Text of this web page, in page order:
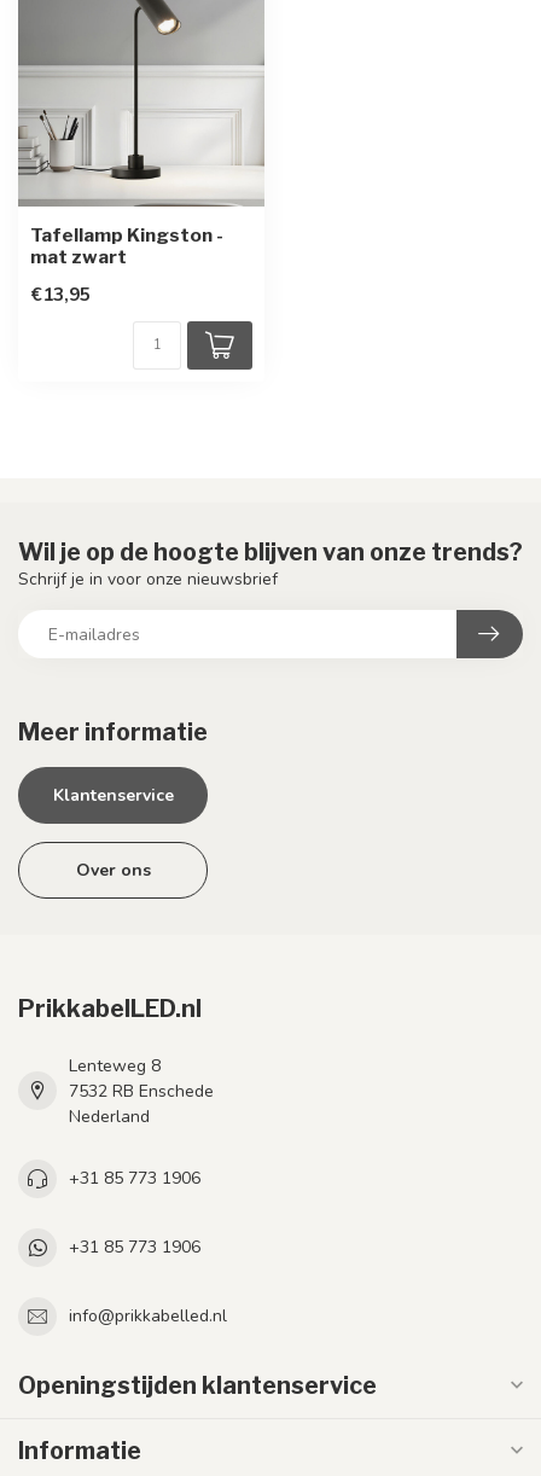
Tafellamp Kingston -
mat zwart
€13,95
Meer informatie
Klantenservice
Over ons
Wil je op de hoogte blijven van onze trends?
Schrijf je in voor onze nieuwsbrief
PrikkabelLED.nl
Lenteweg 8
7532 RB Enschede
Nederland
+31 85 773 1906
+31 85 773 1906
info@prikkabelled.nl
Openingstijden klantenservice
Informatie